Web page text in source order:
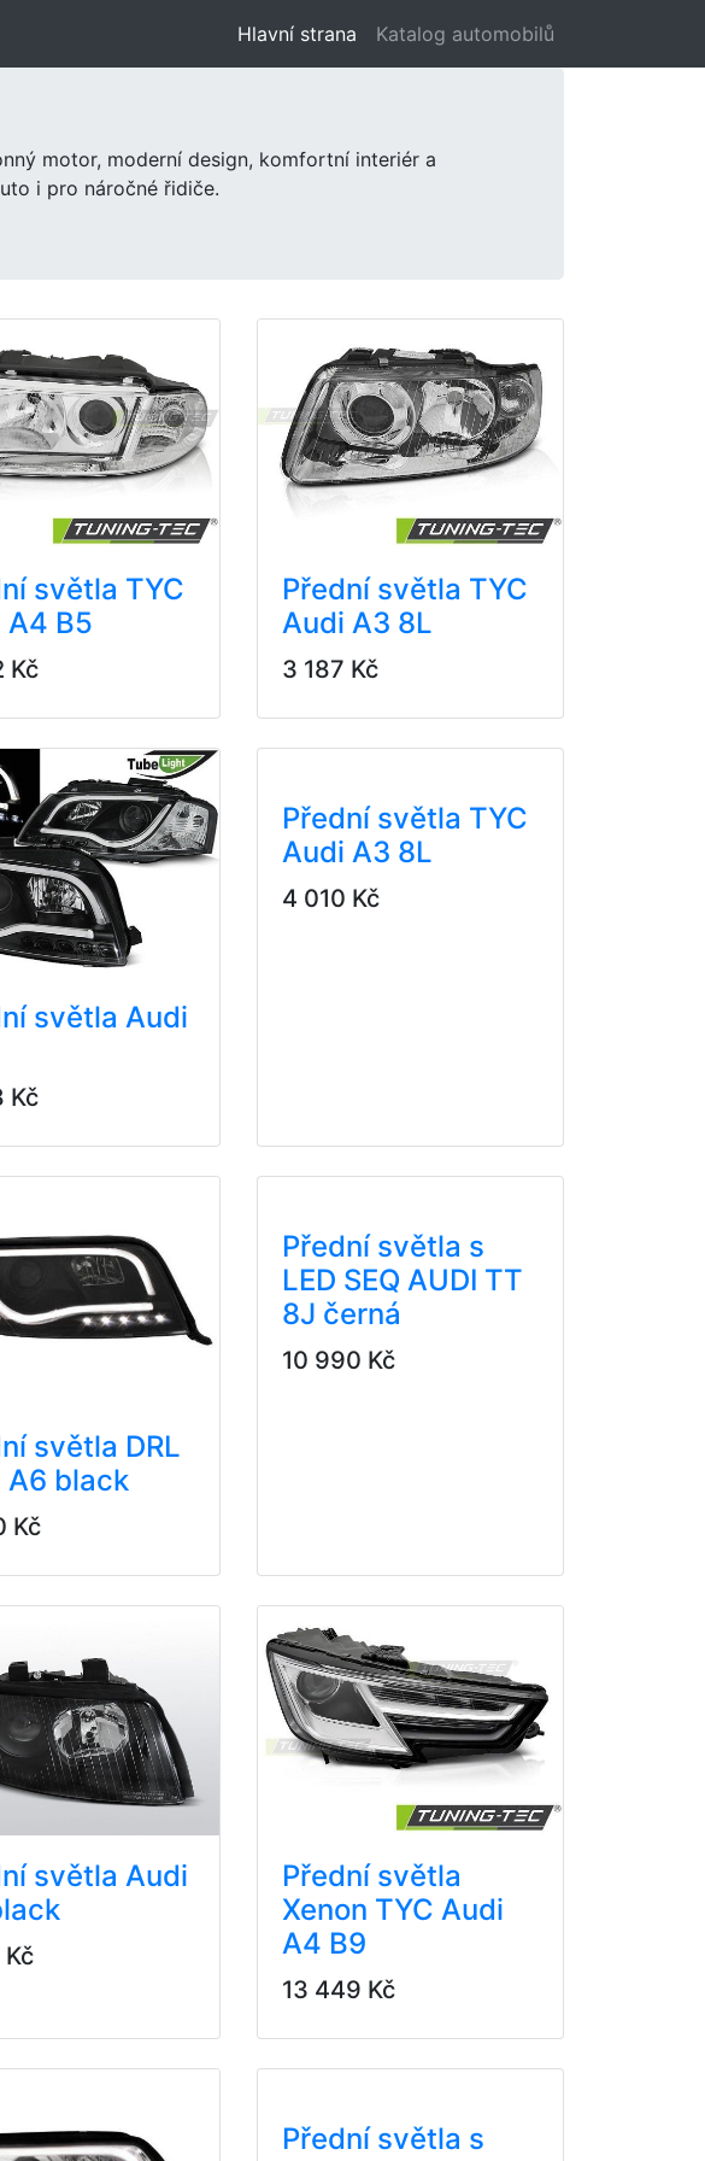
Hlavní strana (aktuální)
Katalog automobilů
motor, moderní design, komfortní interiér a
i pro náročné řidiče.
světla TYC
A4 B5
Kč
Přední světla TYC
Audi A3 8L
3 187 Kč
světla Audi
Kč
Přední světla TYC
Audi A3 8L
4 010 Kč
světla DRL
A6 black
Kč
Přední světla s
LED SEQ AUDI TT
8J černá
10 990 Kč
světla Audi
Kč
Přední světla
Xenon TYC Audi
A4 B9
13 449 Kč
Přední světla s